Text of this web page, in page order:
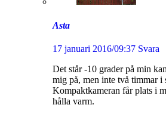
Asta
17 januari 2016/09:37 Svara
Det står -10 grader på min
mig på, men inte två timmar i
Kompaktkameran får plats i
hålla varm.